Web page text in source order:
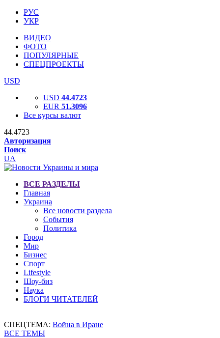
РУС
УКР
ВИДЕО
ФОТО
ПОПУЛЯРНЫЕ
СПЕЦПРОЕКТЫ
USD
USD 44.4723
EUR 51.3096
Все курсы валют
44.4723
Авторизация
Поиск
UA
ВСЕ РАЗДЕЛЫ
Главная
Украина
Все новости раздела
События
Политика
Город
Мир
Бизнес
Спорт
Lifestyle
Шоу-биз
Наука
БЛОГИ ЧИТАТЕЛЕЙ
СПЕЦТЕМА: Война в Иране
ВСЕ ТЕМЫ